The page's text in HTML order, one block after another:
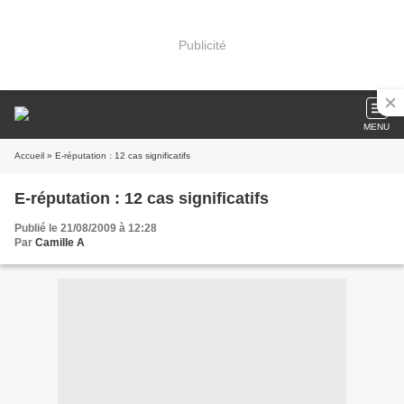
Publicité
MENU
Accueil » E-réputation : 12 cas significatifs
E-réputation : 12 cas significatifs
Publié le 21/08/2009 à 12:28
Par Camille A